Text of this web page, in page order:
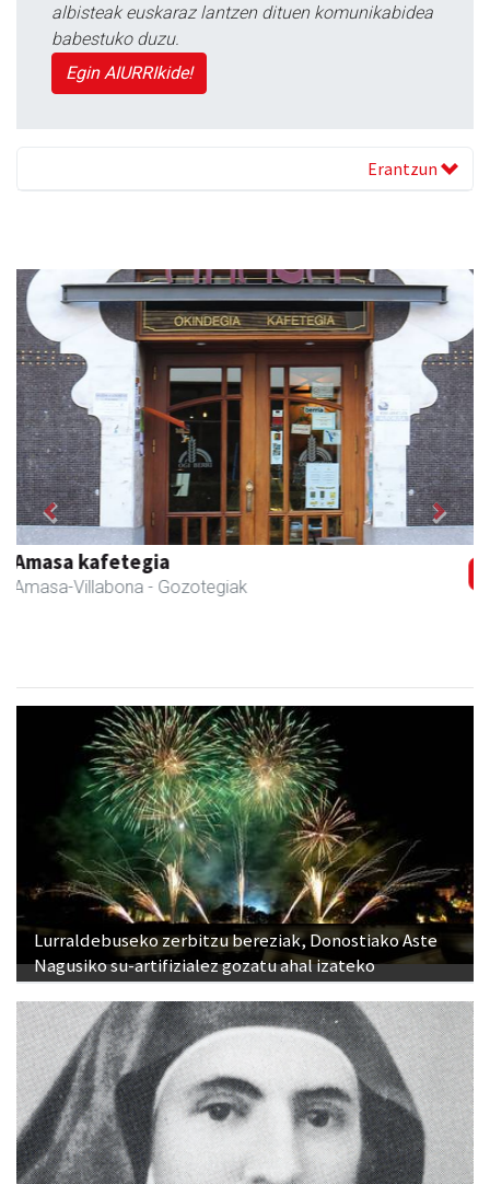
albisteak euskaraz lantzen dituen komunikabidea
babestuko duzu.
Egin AIURRIkide!
Erantzun
Fleming Herri Eskola
Amasa-Villabona - Hezkuntza
Previous Next
Lurraldebuseko zerbitzu bereziak, Donostiako Aste
Nagusiko su-artifizialez gozatu ahal izateko